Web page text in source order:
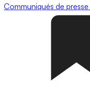
Communiqués de presse